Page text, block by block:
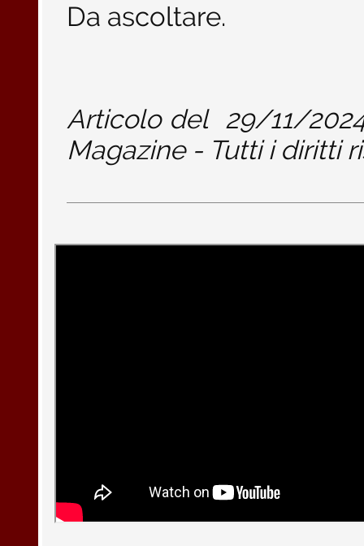
Da ascoltare.
Articolo del 29/11/
Magazine - Tutti i diritti